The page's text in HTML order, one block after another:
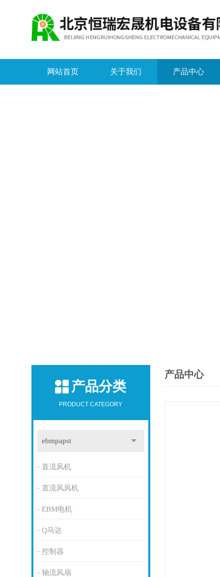
网站首页 关于我们 产品中心
产品分类
PRODUCT CATEGORY
ebmpapst
直流风机
直流风风机
EBM电机
Q马达
控制器
轴流风扇
产品中心